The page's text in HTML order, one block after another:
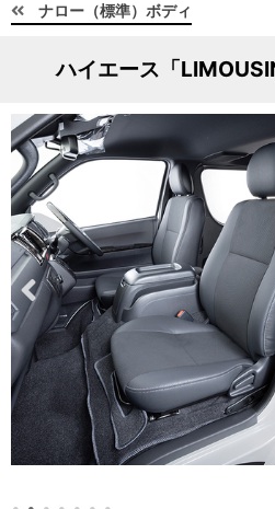
ナロー（標準）ボディ
ハイエース「